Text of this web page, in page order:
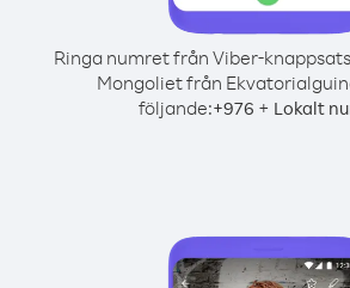
Ringa numret från Viber-
Mongoliet från
följande:+976 + Lokalt